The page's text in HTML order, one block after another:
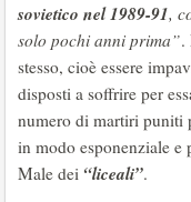
sovietico nel 1989-91,
solo pochi anni prima”.
stesso, cioè essere
disposti a soffrire per
numero di martiri puniti
in modo esponenziale e
Male dei “liceali”.